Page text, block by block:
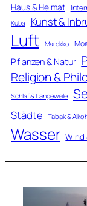
Haus & Heimat
Kuba Kunst &
Luft Marokko
Pflanzen & Natur
Religion &
Schlaf & Langeweile
Städte Tabak &
Wasser Wind